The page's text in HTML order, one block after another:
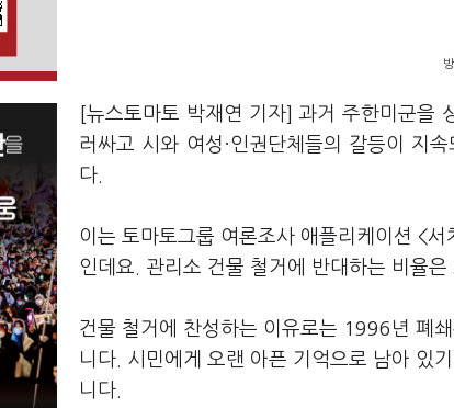
[뉴스토마토 박재연 기자] 과거 주한미군을
러싸고 시와 여성·인권단체들의 갈등이 지
다.
이는 토마토그룹 여론조사 애플리케이션 <
인데요. 관리소 건물 철거에 반대하는 비율
건물 철거에 찬성하는 이유로는 1996년 폐
니다. 시민에게 오랜 아픈 기억으로 남아
니다.